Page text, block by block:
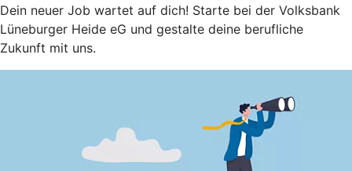
Dein neuer Job wartet auf dich! Starte bei der Volksbank
Lüneburger Heide eG und gestalte deine berufliche
Zukunft mit uns.